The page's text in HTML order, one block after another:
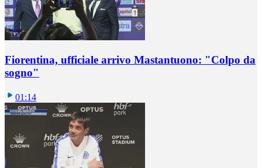
Fiorentina, ufficiale arrivo Mastantuono: "Colpo da
sogno"
01:14